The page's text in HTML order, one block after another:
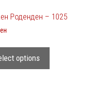
Роденден – 1025
options